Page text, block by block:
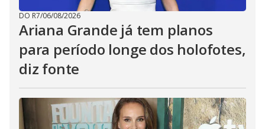
DO R7/06/08/2026
Ariana Grande já tem planos
para período longe dos holofotes,
diz fonte